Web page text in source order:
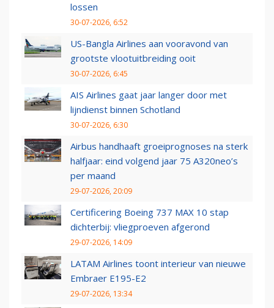
lossen
30-07-2026, 6:52
US-Bangla Airlines aan vooravond van
grootste vlootuitbreiding ooit
30-07-2026, 6:45
AIS Airlines gaat jaar langer door met
lijndienst binnen Schotland
30-07-2026, 6:30
Airbus handhaaft groeiprognoses na sterk
halfjaar: eind volgend jaar 75 A320neo’s
per maand
29-07-2026, 20:09
Certificering Boeing 737 MAX 10 stap
dichterbij: vliegproeven afgerond
29-07-2026, 14:09
LATAM Airlines toont interieur van nieuwe
Embraer E195-E2
29-07-2026, 13:34